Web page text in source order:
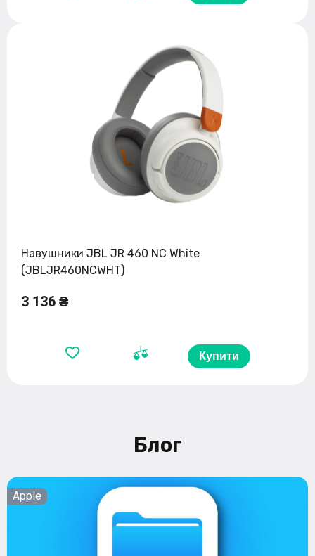
Навушники JBL JR 460 NC White
(JBLJR460NCWHT)
3 136 ₴
Купити
Блог
Apple